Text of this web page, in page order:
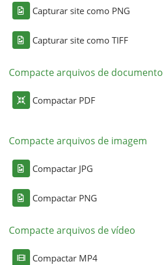
Capturar site como PNG
Capturar site como TIFF
Compacte arquivos de documento
Compactar PDF
Compacte arquivos de imagem
Compactar JPG
Compactar PNG
Compacte arquivos de vídeo
Compactar MP4